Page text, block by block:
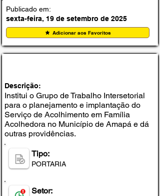
Publicado em:
sexta-feira, 19 de setembro de 2025
Adicionar aos Favoritos
Descrição:
Institui o Grupo de Trabalho Intersetorial
para o planejamento e implantação do
Serviço de Acolhimento em Família
Acolhedora no Município de Amapá e dá
outras providências.
Tipo:
PORTARIA
Setor: